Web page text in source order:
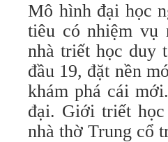
Mô hình đại học
tiêu có nhiệm vụ
nhà triết học duy
đầu 19, đặt nền
khám phá cái
đại. Giới triết
nhà thờ Trung cổ